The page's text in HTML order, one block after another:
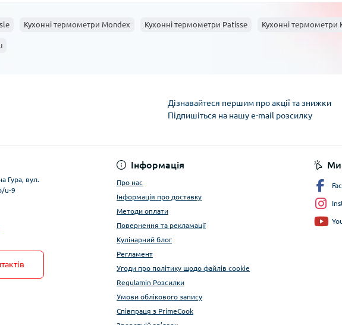
Кухонні термометри Mondex Кухонні термометри Patisse Кухонні термометри
Дізнавайтеся першим про акції та знижки
Підпишіться на нашу e-mail розсилку
Гура, вул.
u-9
Інформація
Про нас
Інформація про доставку
Методи оплати
Повернення та рекламації
Кулінарний блог
Регламент
Угоди про політику щодо файлів cookie
Regulamin Розсилки
Умови облікового запису
Співпраця з PrimeCook
Ми